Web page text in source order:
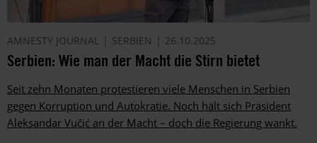
AMNESTY JOURNAL SERBIEN 26.10.2025
Serbien: Wie man der Macht die Stirn bietet
Seit zehn Monaten protestieren viele Menschen in Serbien
gegen Korruption und Autokratie. Noch hält sich Präsident
Aleksandar Vučić an der Macht – doch die Regierung wankt.